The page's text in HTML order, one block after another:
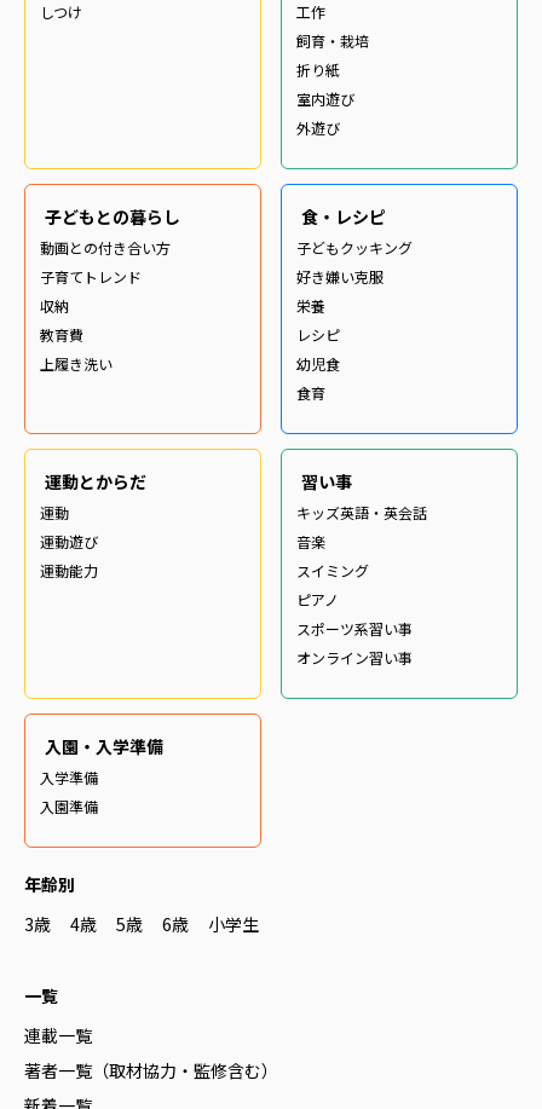
しつけ
工作
飼育・栽培
折り紙
室内遊び
外遊び
子どもとの暮らし
動画との付き合い方
子育てトレンド
収納
教育費
上履き洗い
食・レシピ
子どもクッキング
好き嫌い克服
栄養
レシピ
幼児食
食育
運動とからだ
運動
運動遊び
運動能力
習い事
キッズ英語・英会話
音楽
スイミング
ピアノ
スポーツ系習い事
オンライン習い事
入園・入学準備
入学準備
入園準備
年齢別
3歳
4歳 5歳 6歳 小学生
一覧
連載一覧
著者一覧（取材協力・監修含む）